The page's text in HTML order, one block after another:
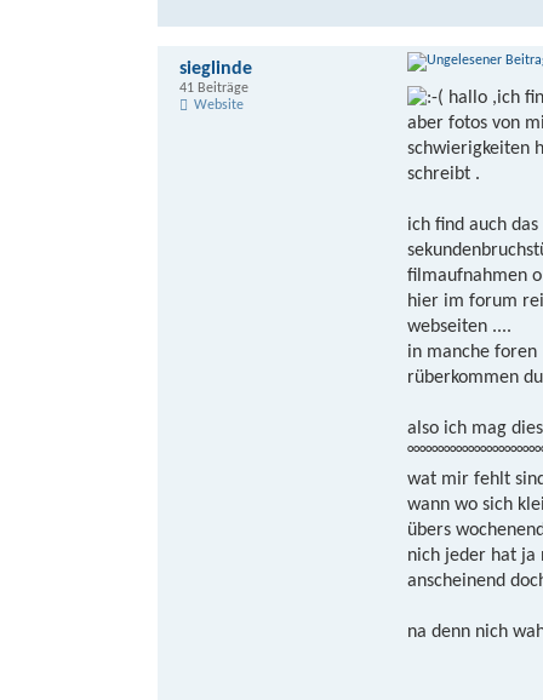
hallo ,ich
aber fotos von
schwierigkeiten
schreibt .
ich find auch
filmaufnahmen
hier im forum
webseiten ....
in manche foren
rüberkommen
also ich mag
wat mir fehlt
wann wo sich
übers
nich jeder hat ja
anscheinend
na denn nich
sieglinde
41 Beiträge
Website